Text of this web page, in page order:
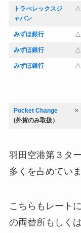
トラべレックスジ
ャパン
△
みずほ銀行 △
みずほ銀行 △
みずほ銀行 △
Pocket Change
(外貨のみ取扱）
×
羽田空港第３タ
多くを占めていま
こちらもレート
の両替所もしく